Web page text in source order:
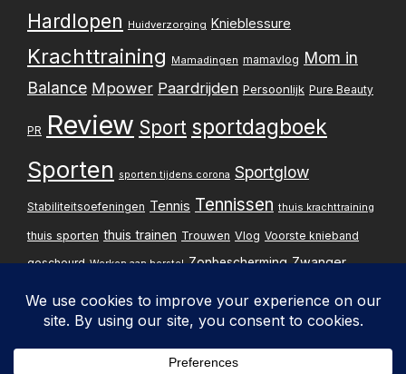
Hardlopen Huidverzorging Knieblessure
Krachttraining Mamadingen mamavlog Mom in
Balance Mpower Paardrijden Persoonlijk Pure Beauty
PR Review Sport sportdagboek
Sporten sporten tijdens corona Sportglow
Stabiliteitsoefeningen Tennis Tennissen thuis krachttraining
thuis sporten thuis trainen Trouwen Vlog Voorste knieband
gescheurd Werken aan herstel Zonbescherming Zwanger